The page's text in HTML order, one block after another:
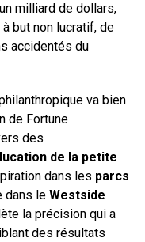
milliard de dollars,
but non lucratif, de
accidentés du
va bien
de Fortune
des
de la petite
dans les parcs
dans le Westside
la précision qui a
des résultats